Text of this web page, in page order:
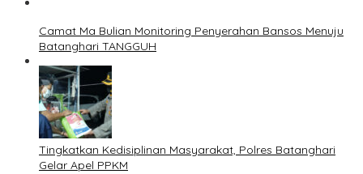
Camat Ma Bulian Monitoring Penyerahan Bansos Menuju
Batanghari TANGGUH
Tingkatkan Kedisiplinan Masyarakat, Polres Batanghari
Gelar Apel PPKM